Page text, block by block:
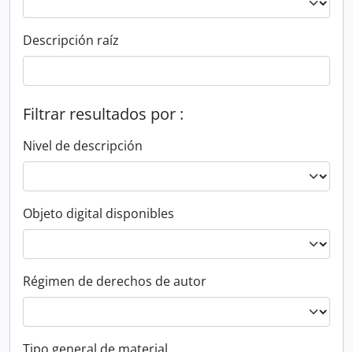
Descripción raíz
Filtrar resultados por :
Nivel de descripción
Objeto digital disponibles
Régimen de derechos de autor